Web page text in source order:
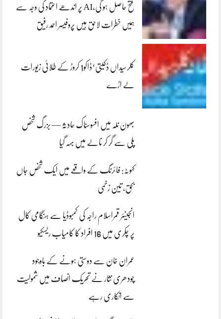
فتح حاصل ہو گی،AI پر اندھے اعتماد کی وجہ سے
ہمیں خطرات لاحق ہیں پروفیسر احمد رفیق
کلرسیداں ڈکیتی‘ڈاکو1 کروڑ کے طلائی زیورات
لے اڑے
بھون نلہ میں افسوسناک حادثہ — بزرگ شخص
پلی سے گر کر نالے میں بہہ گیا
کہوٹہ: فائرنگ کے واقعے میں ایک شخص جاں
بحق، تین زخمی
انجینئر قمراسلام راجہ کی کمبوڈیا سے ہنگامی کال
پر چکری میں 16 افراد کا کامیاب ریسکیو
عمران خان سے دوستی ہونے کے باوجود
چودھری نثار نے تحریک انصاف میں شمولیت
سے انکاری رہے